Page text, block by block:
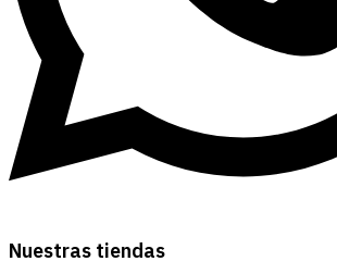
Nuestras tiendas